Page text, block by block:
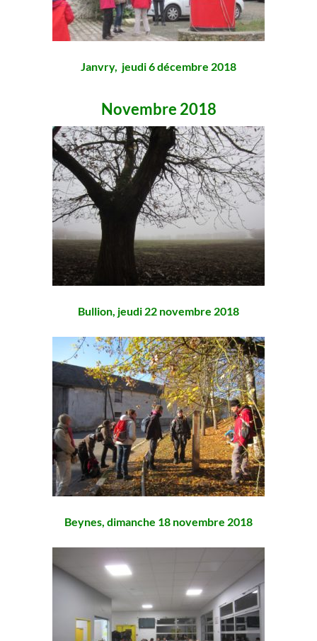
Janvry, jeudi 6 décembre 2018
Novembre 2018
Bullion, jeudi 22 novembre 2018
Beynes, dimanche 18 novembre 2018